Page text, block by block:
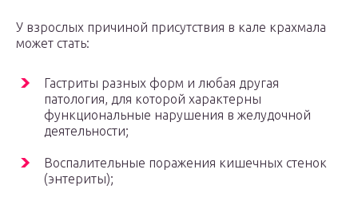
У взрослых причиной присутствия в кале крахмала
может стать:
Гастриты разных форм и любая другая
патология, для которой характерны
функциональные нарушения в желудочной
деятельности;
Воспалительные поражения кишечных стенок
(энтериты);